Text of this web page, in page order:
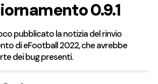
0.9.1
pubblicato la notizia del rinvio
di eFootball 2022, che avrebbe
dei bug presenti.